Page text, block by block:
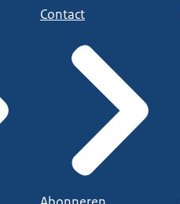
Contact